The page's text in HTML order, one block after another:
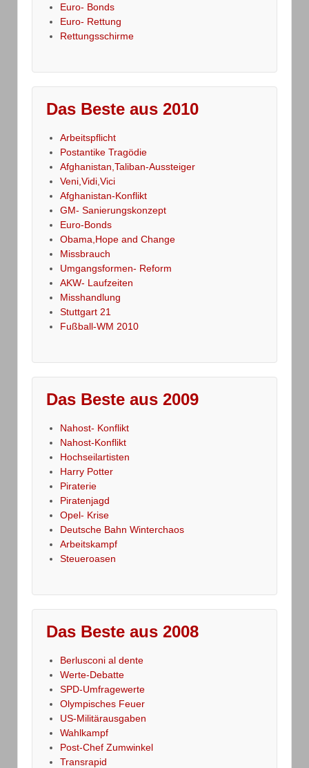
Euro- Bonds
Euro- Rettung
Rettungsschirme
Das Beste aus 2010
Arbeitspflicht
Postantike Tragödie
Afghanistan,Taliban-Aussteiger
Veni,Vidi,Vici
Afghanistan-Konflikt
GM- Sanierungskonzept
Euro-Bonds
Obama,Hope and Change
Missbrauch
Umgangsformen- Reform
AKW- Laufzeiten
Misshandlung
Stuttgart 21
Fußball-WM 2010
Das Beste aus 2009
Nahost- Konflikt
Nahost-Konflikt
Hochseilartisten
Harry Potter
Piraterie
Piratenjagd
Opel- Krise
Deutsche Bahn Winterchaos
Arbeitskampf
Steueroasen
Das Beste aus 2008
Berlusconi al dente
Werte-Debatte
SPD-Umfragewerte
Olympisches Feuer
US-Militärausgaben
Wahlkampf
Post-Chef Zumwinkel
Transrapid